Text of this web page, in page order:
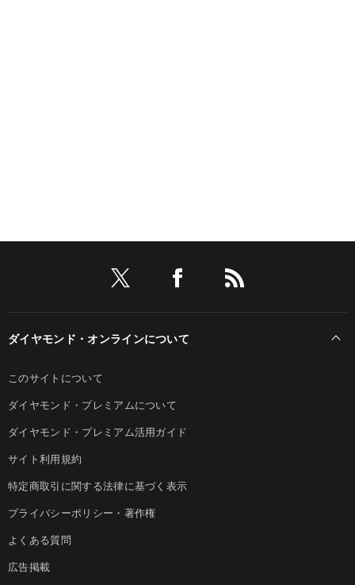
ダイヤモンド・オンラインについて
このサイトについて
ダイヤモンド・プレミアムについて
ダイヤモンド・プレミアム活用ガイド
サイト利用規約
特定商取引に関する法律に基づく表示
プライバシーポリシー・著作権
よくある質問
広告掲載